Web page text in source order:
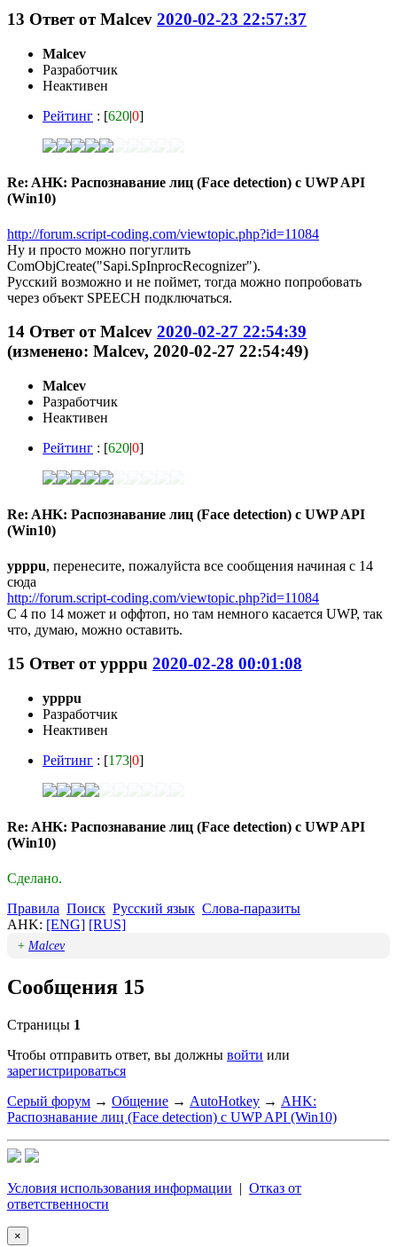
13 Ответ отMalcev 2020-02-23 22:57:37
Malcev
Разработчик
Неактивен
Рейтинг : [620|0]
Re: AHK: Распознавание лиц (Face detection) с UWP API
(Win10)
http://forum.script-coding.com/viewtopic.php?id=11084
Ну и просто можно погуглить
ComObjCreate("Sapi.SpInprocRecognizer").
Русский возможно и не поймет, тогда можно попробовать
через объект SPEECH подключаться.
14 Ответ отMalcev 2020-02-27 22:54:39
(изменено: Malcev, 2020-02-27 22:54:49)
Malcev
Разработчик
Неактивен
Рейтинг : [620|0]
Re: AHK: Распознавание лиц (Face detection) с UWP API
(Win10)
ypppu, перенесите, пожалуйста все сообщения начиная с 14
сюда
http://forum.script-coding.com/viewtopic.php?id=11084
С 4 по 14 может и оффтоп, но там немного касается UWP, так
что, думаю, можно оставить.
15 Ответ отypppu 2020-02-28 00:01:08
ypppu
Разработчик
Неактивен
Рейтинг : [173|0]
Re: AHK: Распознавание лиц (Face detection) с UWP API
(Win10)
Сделано.
Правила Поиск Русский язык Слова-паразиты
AHK: [ENG] [RUS]
+ Malcev
Сообщения 15
Страницы 1
Чтобы отправить ответ, вы должны войти или
зарегистрироваться
Серый форум → Общение → AutoHotkey → AHK:
Распознавание лиц (Face detection) с UWP API (Win10)
Условия использования информации | Отказ от
ответственности
×